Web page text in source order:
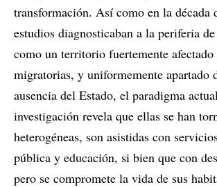
transformación. Así como en la década
estudios diagnosticaban a la periferia
como un territorio fuertemente
migratorias, y uniformemente apartado
ausencia del Estado, el paradigma
investigación revela que ellas se han
heterogéneas, son asistidas con
pública y educación, si bien que con
pero se compromete la vida de sus